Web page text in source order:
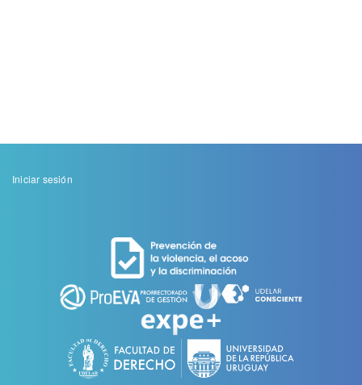
Menu
Iniciar sesión